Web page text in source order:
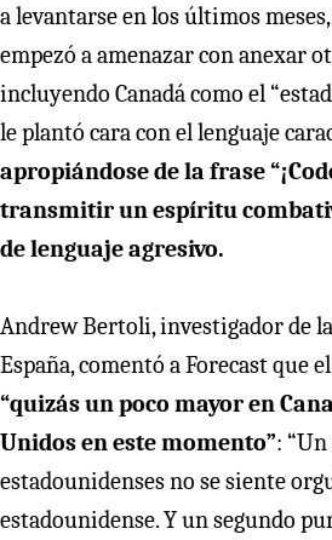
a levantarse en los últimos
empezó a amenazar con anexar
incluyendo Canadá como el
le plantó cara con el lenguaje
apropiándose de la frase
transmitir un espíritu
de lenguaje agresivo.
Andrew Bertoli, investigador de
España, comentó a Forecast que
“quizás un poco mayor en
Unidos en este momento”:
estadounidenses no se siente
estadounidense. Y un segundo